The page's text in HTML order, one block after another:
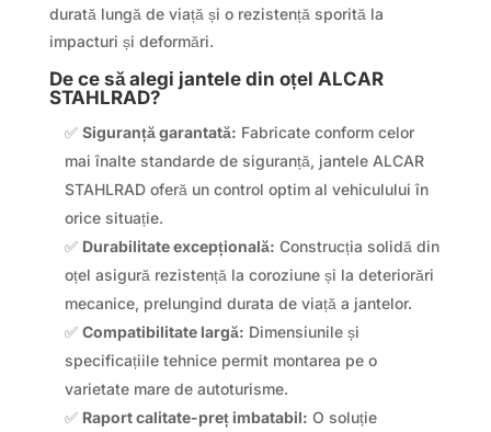
durată lungă de viață și o rezistență sporită la
impacturi și deformări.
De ce să alegi jantele din oțel ALCAR
STAHLRAD?
✅ Siguranță garantată: Fabricate conform celor
mai înalte standarde de siguranță, jantele ALCAR
STAHLRAD oferă un control optim al vehiculului în
orice situație.
✅ Durabilitate excepțională: Construcția solidă din
oțel asigură rezistență la coroziune și la deteriorări
mecanice, prelungind durata de viață a jantelor.
✅ Compatibilitate largă: Dimensiunile și
specificațiile tehnice permit montarea pe o
varietate mare de autoturisme.
✅ Raport calitate-preț imbatabil: O soluție